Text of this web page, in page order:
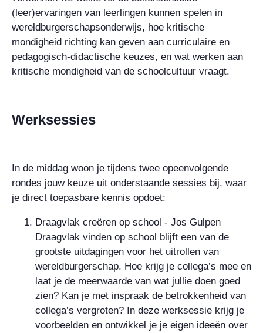
(leer)ervaringen van leerlingen kunnen spelen in
wereldburgerschapsonderwijs, hoe kritische
mondigheid richting kan geven aan curriculaire en
pedagogisch-didactische keuzes, en wat werken aan
kritische mondigheid van de schoolcultuur vraagt.
Werksessies
In de middag woon je tijdens twee opeenvolgende
rondes jouw keuze uit onderstaande sessies bij, waar
je direct toepasbare kennis opdoet:
Draagvlak creëren op school - Jos Gulpen
Draagvlak vinden op school blijft een van de
grootste uitdagingen voor het uitrollen van
wereldburgerschap. Hoe krijg je collega’s mee en
laat je de meerwaarde van wat jullie doen goed
zien? Kan je met inspraak de betrokkenheid van
collega’s vergroten? In deze werksessie krijg je
voorbeelden en ontwikkel je je eigen ideeën over